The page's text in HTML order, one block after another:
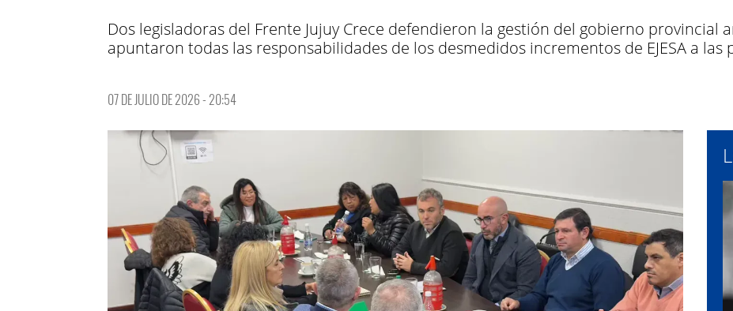
Dos legisladoras del Frente Jujuy Crece defendieron la gestión del gobierno provincial
apuntaron todas las responsabilidades de los desmedidos incrementos de EJESA a
07 DE JULIO DE 2026 - 20:54